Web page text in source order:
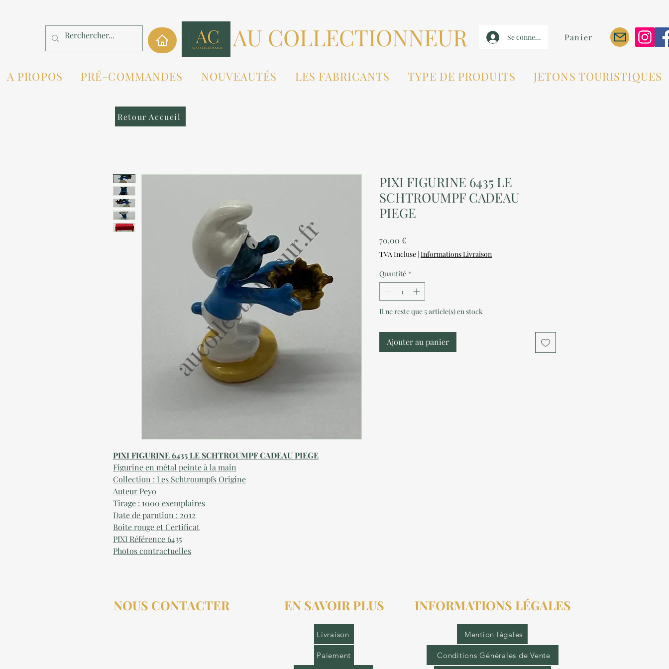
AU COLLECTIONNEUR Se connecter Panier
A PROPOS PRÉ-COMMANDES NOUVEAUTÉS LES FABRICANTS TYPE DE PRODUITS JETONS TOURISTIQUES
PIXI FIGURINE 6435 LE SCHTROUMPF CADEAU PIEGE
Figurine en métal peinte à la main
Collection : Les Schtroumpfs Origine
Auteur Peyo
Tirage : 1000 exemplaires
Date de parution : 2012
Boite rouge et Certificat
PIXI Référence 6435
Photos contractuelles
PIXI FIGURINE 6435 LE
SCHTROUMPF CADEAU
PIEGE
70,00 €Prix
TVA Incluse | Informations Livraison
Quantité *
Il ne reste que 5 article(s) en stock
Ajouter au panier
Retour Accueil
NOUS CONTACTER EN SAVOIR PLUS
Livraison
Paiement
INFORMATIONS LÉGALES
Mention légales
Conditions Générales de Vente